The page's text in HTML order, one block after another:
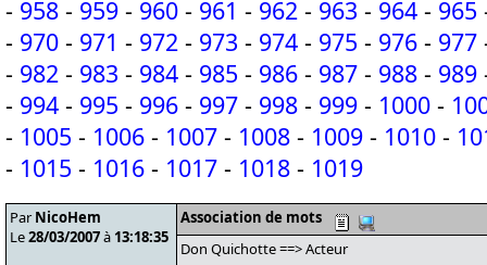
- 958 - 959 - 960 - 961 - 962 - 963 - 964 - 965
- 970 - 971 - 972 - 973 - 974 - 975 - 976 - 977
- 982 - 983 - 984 - 985 - 986 - 987 - 988 - 989
- 994 - 995 - 996 - 997 - 998 - 999 - 1000 -
- 1005 - 1006 - 1007 - 1008 - 1009 - 1010 -
- 1015 - 1016 - 1017 - 1018 - 1019
Par NicoHem
Le28/03/2007à 13:18:35
Association de mots
Don Quichotte ==> Acteur